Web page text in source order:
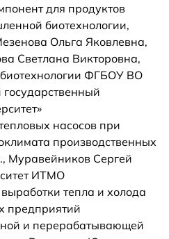
для продуктов
биотехнологии,
Ольга Яковлевна,
Светлана Викторовна,
ФГБОУ ВО
насосов при
производственных
Муравейников Сергей
ИТМО
тепла и холода
предприятий
и перерабатывающей